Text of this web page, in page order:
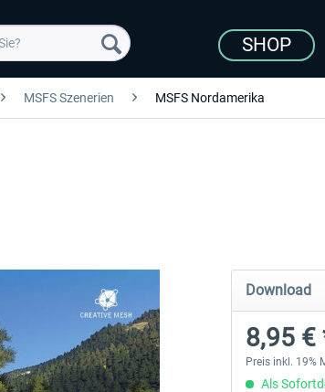
SHOP
MSFS Szenerien MSFS Nordamerika
Download
8,95 €
Preis inkl. 19%
Als